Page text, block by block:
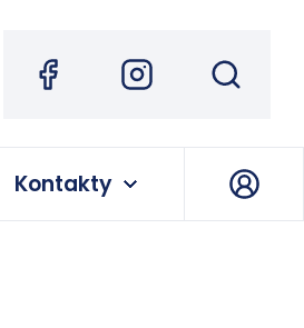
Kontakty